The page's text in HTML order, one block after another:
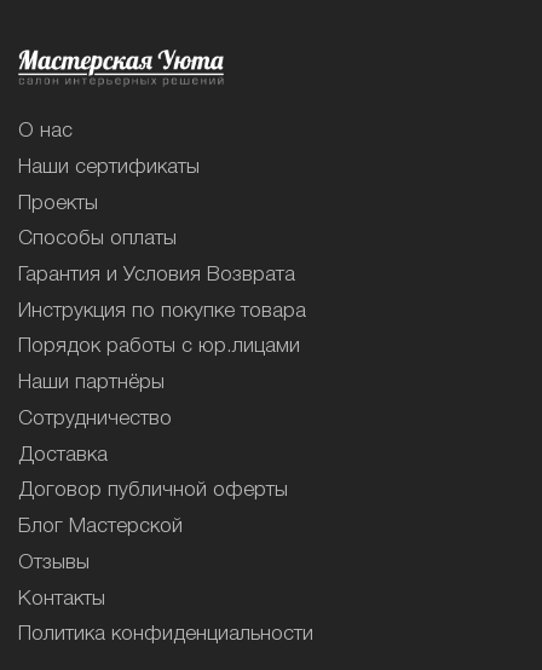
О нас
Наши сертификаты
Проекты
Способы оплаты
Гарантия и Условия Возврата
Инструкция по покупке товара
Порядок работы с юр.лицами
Наши партнёры
Сотрудничество
Доставка
Договор публичной оферты
Блог Мастерской
Отзывы
Контакты
Политика конфиденциальности